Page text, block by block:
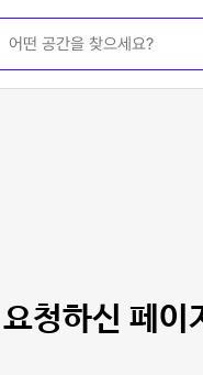
요청하신 페이